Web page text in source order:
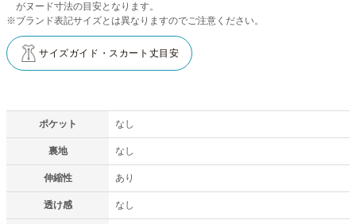
がヌード寸法の目安となります。
※ブランド表記サイズとは異なりますのでご注意ください。
サイズガイド・スカート丈目安
ポケット なし
裏地 なし
伸縮性 あり
透け感 なし